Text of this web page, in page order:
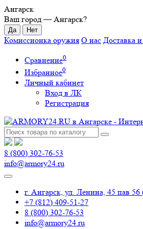
Ангарск
Ваш город —Ангарск?
Комиссионка оружия О нас Доставка
Сравнение0
Избранное0
Личный кабинет
Вход в ЛК
Регистрация
8 (800) 302-76-53
info@armory24.ru
г. Ангарск, ул. Ленина, 45 пав
+7 (812) 409-51-27
8 (800) 302-76-53
info@armory24.ru